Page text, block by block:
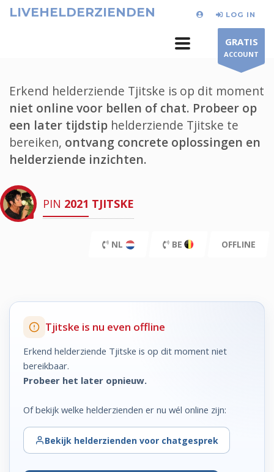
LIVEHELDERZIENDEN LOG IN
GRATIS
ACCOUNT
Erkend helderziende Tjitske is op dit moment
niet online voor bellen of chat. Probeer op
een later tijdstip helderziende Tjitske te
bereiken, ontvang concrete oplossingen en
helderziende inzichten.
PIN 2021 TJITSKE
NL BE OFFLINE
Tjitske is nu even offline
Erkend helderziende Tjitske is op dit moment niet
bereikbaar.
Probeer het later opnieuw.
Of bekijk welke helderzienden er nu wél online zijn:
Bekijk helderzienden voor chatgesprek